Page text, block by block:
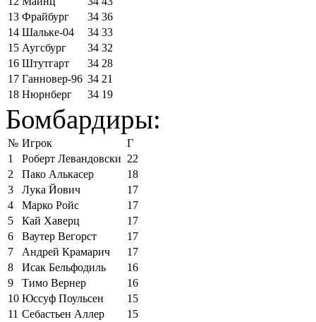
13 Фрайбург 34 36
14 Шальке-04 34 33
15 Аугсбург 34 32
16 Штутгарт 34 28
17 Ганновер-96 34 21
18 Нюрнберг 34 19
Бомбардиры:
№ Игрок
Г
1
Роберт Левандовски 22
2
Пако Алькасер
18
3
Лука Йович
17
4
Марко Ройс
17
5
Кай Хаверц
17
6
Ваутер Вегорст
17
7
Андрей Крамарич
17
8
Исак Бельфодиль
16
9
Тимо Вернер
16
10 Юссуф Поульсен
15
11 Себастьен Аллер
15